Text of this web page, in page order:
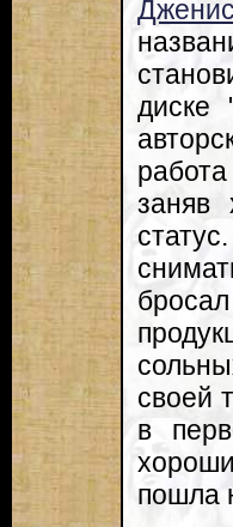
диске
заняв
своей
в
пошла